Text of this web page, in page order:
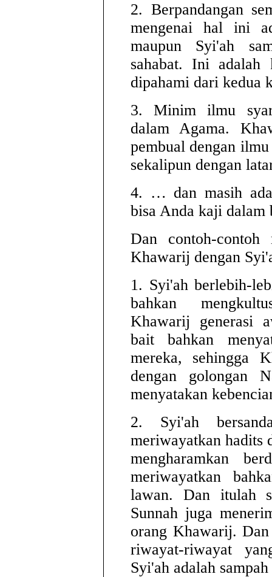
2. Berpandangan
mengenai hal ini
maupun Syi'ah
sahabat. Ini adalah
dipahami dari kedua
3. Minim ilmu
dalam Agama.
pembual dengan
sekalipun dengan
4. … dan masih ada
bisa Anda kaji dalam
Dan contoh-
Khawarij dengan
1. Syi'ah berlebih-
bahkan
Khawarij generasi
bait bahkan
mereka, sehingga
dengan golongan
menyatakan
2. Syi'ah
meriwayatkan hadits
mengharamkan
meriwayatkan
lawan. Dan itulah
Sunnah juga
orang Khawarij.
riwayat-riwayat
Syi'ah adalah